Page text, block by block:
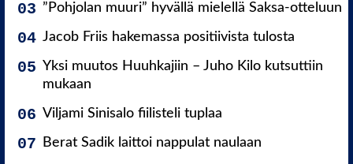
”Pohjolan muuri” hyvällä mielellä Saksa-otteluun
Jacob Friis hakemassa positiivista tulosta
Yksi muutos Huuhkajiin – Juho Kilo kutsuttiin
mukaan
Viljami Sinisalo fiilisteli tuplaa
Berat Sadik laittoi nappulat naulaan